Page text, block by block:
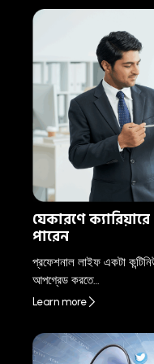
যেকারণে ক্যারিয়ারে
পারেন
প্রফেশনাল লাইফ একটা
আপগ্রেড করতে…
Learn more